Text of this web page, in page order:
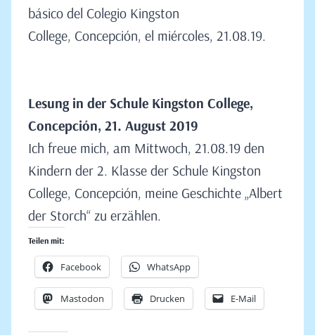
básico del Colegio Kingston
College, Concepción, el miércoles, 21.08.19.
Lesung in der Schule Kingston College,
Concepción, 21. August 2019
Ich freue mich, am Mittwoch, 21.08.19 den
Kindern der 2. Klasse der Schule Kingston
College, Concepción, meine Geschichte „Albert
der Storch“ zu erzählen.
Teilen mit:
Facebook WhatsApp
Mastodon Drucken E-Mail